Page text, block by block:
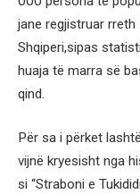
jane regjistruar
Shqiperi,sipas
huaja të marra së
qind.
Për sa i përket
vijnë kryesisht nga
si “Straboni e